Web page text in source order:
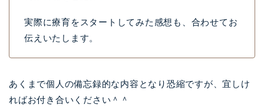
実際に療育をスタートしてみた感想も、合わせてお
伝えいたします。
あくまで個人の備忘録的な内容となり恐縮ですが、宜しけ
ればお付き合いください＾＾